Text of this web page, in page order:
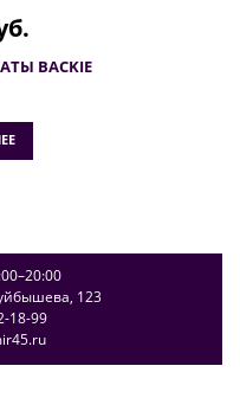
BACKIE
123
18-99